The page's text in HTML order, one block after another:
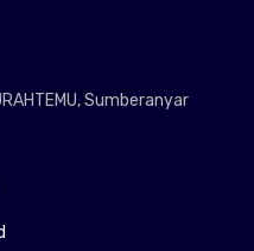
Sumberanyar